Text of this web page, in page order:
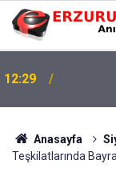
12:25
Anasayfa
Teşkilatlarında